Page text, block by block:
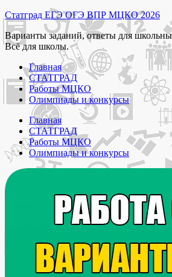
Перейти
к
содержимому
Статград ЕГЭ ОГЭ ВПР МЦКО 2026
Варианты заданий, ответы для
Всё для школы.
Главная
СТАТГРАД
Работы МЦКО
Олимпиады и конкурсы
Главная
СТАТГРАД
Работы МЦКО
Олимпиады и конкурсы